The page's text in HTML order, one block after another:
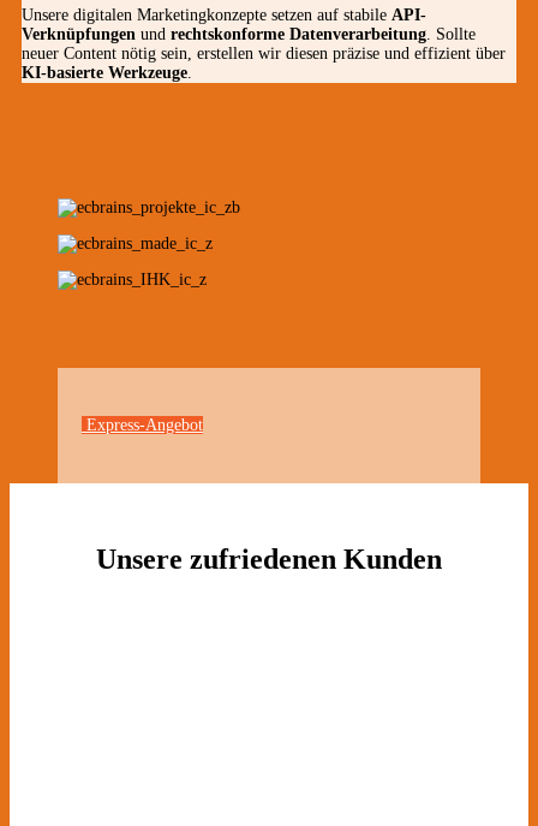
Unsere digitalen Marketingkonzepte setzen auf stabile API-
Verknüpfungen und rechtskonforme Datenverarbeitung. Sollte
neuer Content nötig sein, erstellen wir diesen präzise und effizient über
KI-basierte Werkzeuge.
Express-Angebot
Unsere zufriedenen Kunden